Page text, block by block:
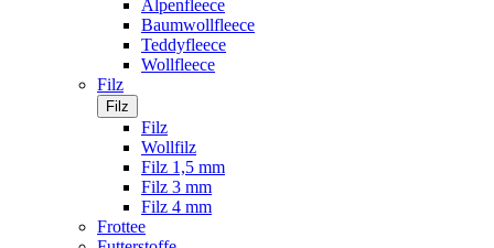
Alpenfleece
Baumwollfleece
Teddyfleece
Wollfleece
Filz
Filz
Filz
Wollfilz
Filz 1,5 mm
Filz 3 mm
Filz 4 mm
Frottee